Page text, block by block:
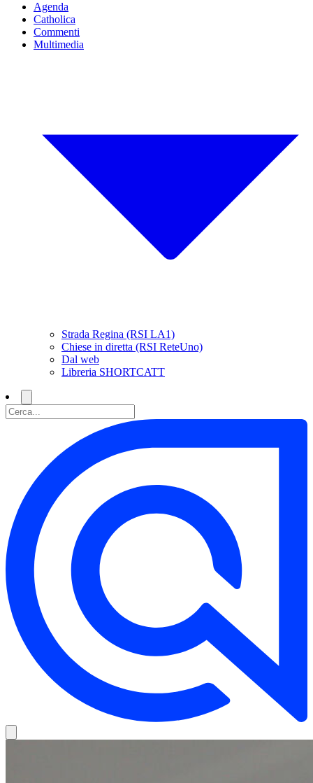
Agenda
Catholica
Commenti
Multimedia
Strada Regina (RSI LA1)
Chiese in diretta (RSI ReteUno)
Dal web
Libreria SHORTCATT